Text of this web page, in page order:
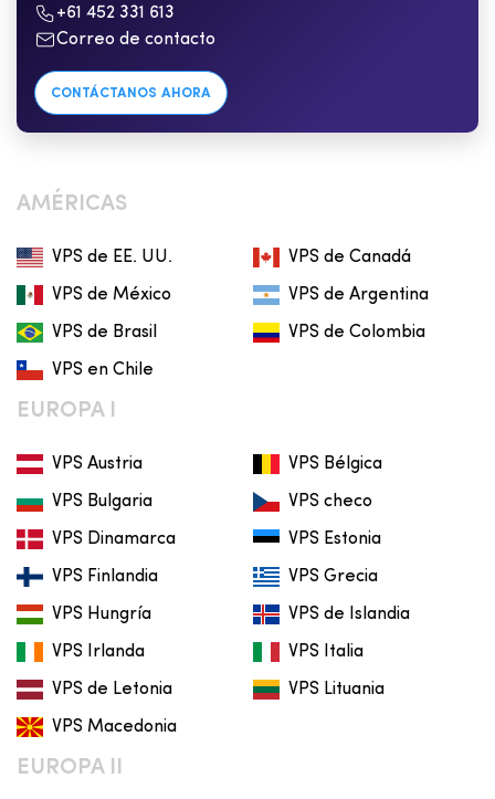
+61 452 331 613
Correo de contacto
CONTÁCTANOS AHORA
AMÉRICAS
VPS de EE. UU. VPS de Canadá
VPS de México VPS de Argentina
VPS de Brasil VPS de Colombia
VPS en Chile
EUROPA I
VPS Austria VPS Bélgica
VPS Bulgaria VPS checo
VPS Dinamarca VPS Estonia
VPS Finlandia VPS Grecia
VPS Hungría VPS de Islandia
VPS Irlanda VPS Italia
VPS de Letonia VPS Lituania
VPS Macedonia
EUROPA II